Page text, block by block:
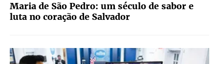
Maria de São Pedro: um século de sabor e
luta no coração de Salvador